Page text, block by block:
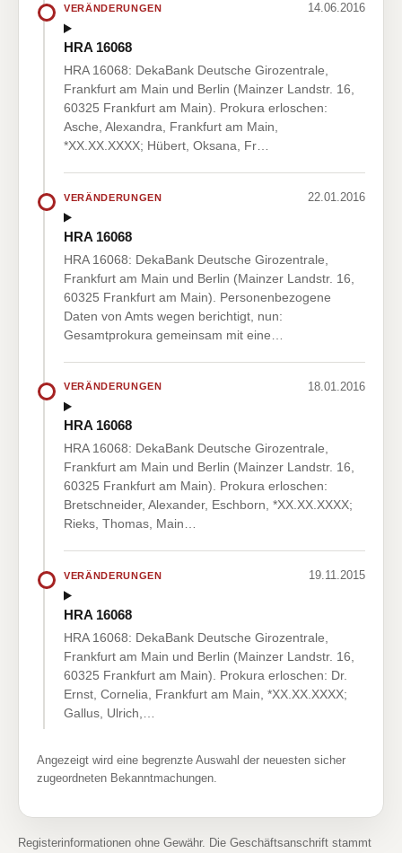
VERÄNDERUNGEN 14.06.2016
HRA 16068
HRA 16068: DekaBank Deutsche Girozentrale,
Frankfurt am Main und Berlin (Mainzer Landstr. 16,
60325 Frankfurt am Main). Prokura erloschen:
Asche, Alexandra, Frankfurt am Main,
*XX.XX.XXXX; Hübert, Oksana, Fr…
VERÄNDERUNGEN 22.01.2016
HRA 16068
HRA 16068: DekaBank Deutsche Girozentrale,
Frankfurt am Main und Berlin (Mainzer Landstr. 16,
60325 Frankfurt am Main). Personenbezogene
Daten von Amts wegen berichtigt, nun:
Gesamtprokura gemeinsam mit eine…
VERÄNDERUNGEN 18.01.2016
HRA 16068
HRA 16068: DekaBank Deutsche Girozentrale,
Frankfurt am Main und Berlin (Mainzer Landstr. 16,
60325 Frankfurt am Main). Prokura erloschen:
Bretschneider, Alexander, Eschborn, *XX.XX.XXXX;
Rieks, Thomas, Main…
VERÄNDERUNGEN 19.11.2015
HRA 16068
HRA 16068: DekaBank Deutsche Girozentrale,
Frankfurt am Main und Berlin (Mainzer Landstr. 16,
60325 Frankfurt am Main). Prokura erloschen: Dr.
Ernst, Cornelia, Frankfurt am Main, *XX.XX.XXXX;
Gallus, Ulrich,…
Angezeigt wird eine begrenzte Auswahl der neuesten sicher
zugeordneten Bekanntmachungen.
Registerinformationen ohne Gewähr. Die Geschäftsanschrift stammt